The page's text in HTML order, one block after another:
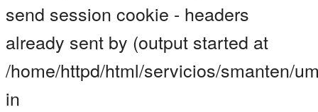
send session cookie - headers
already sent by (output started at
/home/httpd/html/servicios/smanten/
in